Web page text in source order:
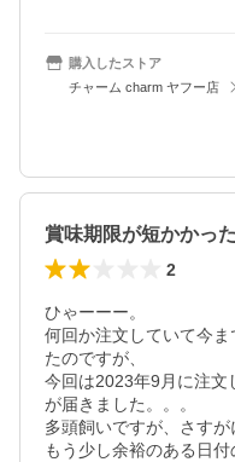
購入したストア
チャーム charm ヤフー店
賞味期限が短かかった
2
ひゃーーー。
何回か注文していて今
たのですが、
今回は2023年9月に注文
が届きました。。。
多頭飼いですが、さすが
もう少し余裕のある日付